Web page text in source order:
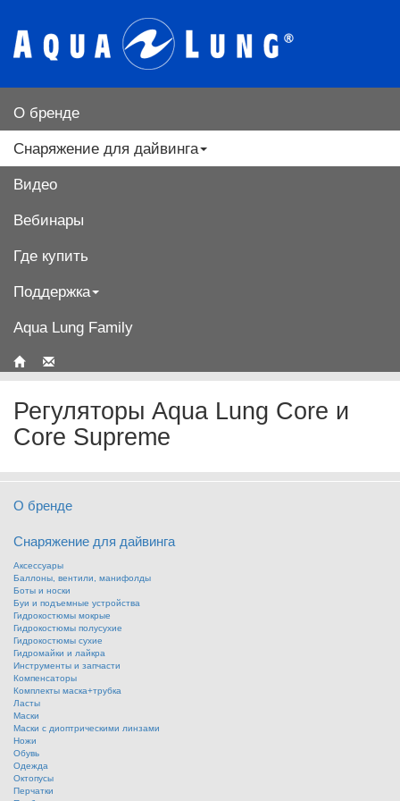
О бренде
Снаряжение для дайвинга
Видео
Вебинары
Где купить
Поддержка
Aqua Lung Family
Регуляторы Aqua Lung Core и
Core Supreme
О бренде
Снаряжение для дайвинга
Аксессуары
Баллоны, вентили, манифолды
Боты и носки
Буи и подъемные устройства
Гидрокостюмы мокрые
Гидрокостюмы полусухие
Гидрокостюмы сухие
Гидромайки и лайкра
Инструменты и запчасти
Компенсаторы
Комплекты маска+трубка
Ласты
Маски
Маски с диоптрическими линзами
Ножи
Обувь
Одежда
Октопусы
Перчатки